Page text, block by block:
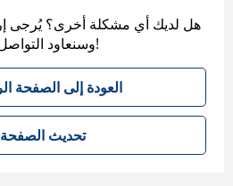
هل لديك أي مشكلة أخرى؟ يُرجى
وسنعاود التواصل معك. شكرًا على صبرك!
العودة إلى الصفحة
تحديث الصفحة